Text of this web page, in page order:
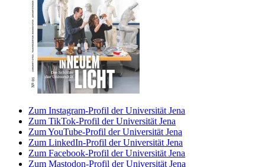
Zum Instagram-Profil der Universität Jena
Zum TikTok-Profil der Universität Jena
Zum YouTube-Profil der Universität Jena
Zum LinkedIn-Profil der Universität Jena
Zum Facebook-Profil der Universität Jena
Zum Mastodon-Profil der Universität Jena